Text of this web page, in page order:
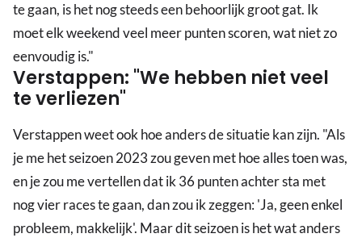
te gaan, is het nog steeds een behoorlijk groot gat. Ik
moet elk weekend veel meer punten scoren, wat niet zo
eenvoudig is."
Verstappen: "We hebben niet veel
te verliezen"
Verstappen weet ook hoe anders de situatie kan zijn. "Als
je me het seizoen 2023 zou geven met hoe alles toen was,
en je zou me vertellen dat ik 36 punten achter sta met
nog vier races te gaan, dan zou ik zeggen: 'Ja, geen enkel
probleem, makkelijk'. Maar dit seizoen is het wat anders